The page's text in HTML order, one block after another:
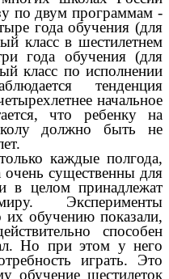
по двум программам -
года обучения (для
класс в шестилетнем
года обучения (для
класс по исполнении
тенденция
начальное
что ребенку на
должно быть не
каждые полгода,
существенны для
в целом принадлежат
Эксперименты
их обучению показали,
способен
Но при этом у него
играть. Это
обучение шестилеток